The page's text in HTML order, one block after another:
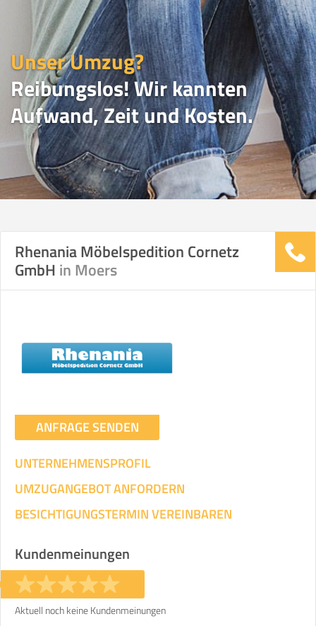
Unser Umzug?
Reibungslos! Wir kannten
Aufwand, Zeit und Kosten.
UMZUGSVERGLEICH
Vergleichsergebnis basierend auf Ihren
Transportieren
Ihre Angaben:
am
Wohnfläche:m² Entfernung:
Gewicht: kg
Rhenania Möbelspedition Cornetz
GmbH in Moers
ANFRAGE SENDEN
UNTERNEHMENSPROFIL
UMZUGANGEBOT ANFORDERN
BESICHTIGUNGSTERMIN VEREINBAREN
Kundenmeinungen
Aktuell noch keine Kundenmeinungen